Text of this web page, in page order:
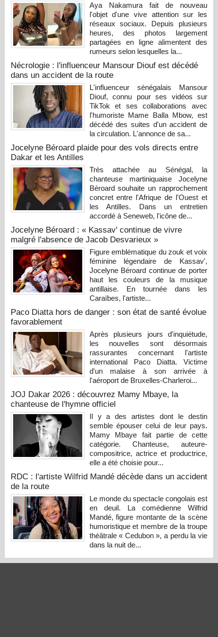
Aya Nakamura fait de nouveau
l'objet d'une vive attention sur les
réseaux sociaux. Depuis plusieurs
heures, des photos largement
partagées en ligne alimentent des
rumeurs selon lesquelles la...
Nécrologie : l'influenceur Mansour Diouf est décédé
dans un accident de la route
L'influenceur sénégalais Mansour
Diouf, connu pour ses vidéos sur
TikTok et ses collaborations avec
l'humoriste Mame Balla Mbow, est
décédé des suites d'un accident de
la circulation. L'annonce de sa...
Jocelyne Béroard plaide pour des vols directs entre
Dakar et les Antilles
Très attachée au Sénégal, la
chanteuse martiniquaise Jocelyne
Béroard souhaite un rapprochement
concret entre l'Afrique de l'Ouest et
les Antilles. Dans un entretien
accordé à Seneweb, l'icône de...
Jocelyne Béroard : « Kassav' continue de vivre
malgré l'absence de Jacob Desvarieux »
Figure emblématique du zouk et voix
féminine légendaire de Kassav',
Jocelyne Béroard continue de porter
haut les couleurs de la musique
antillaise. En tournée dans les
Caraïbes, l'artiste...
Paco Diatta hors de danger : son état de santé évolue
favorablement
Après plusieurs jours d'inquiétude,
les nouvelles sont désormais
rassurantes concernant l'artiste
international Paco Diatta. Victime
d'un malaise à son arrivée à
l'aéroport de Bruxelles-Charleroi...
JOJ Dakar 2026 : découvrez Mamy Mbaye, la
chanteuse de l'hymne officiel
Il y a des artistes dont le destin
semble épouser celui de leur pays.
Mamy Mbaye fait partie de cette
catégorie. Chanteuse, auteure-
compositrice, actrice et productrice,
elle a été choisie pour...
RDC : l'artiste Wilfrid Mandé décède dans un accident
de la route
Le monde du spectacle congolais est
en deuil. La comédienne Wilfrid
Mandé, figure montante de la scène
humoristique et membre de la troupe
théâtrale « Cedubon », a perdu la vie
dans la nuit de...